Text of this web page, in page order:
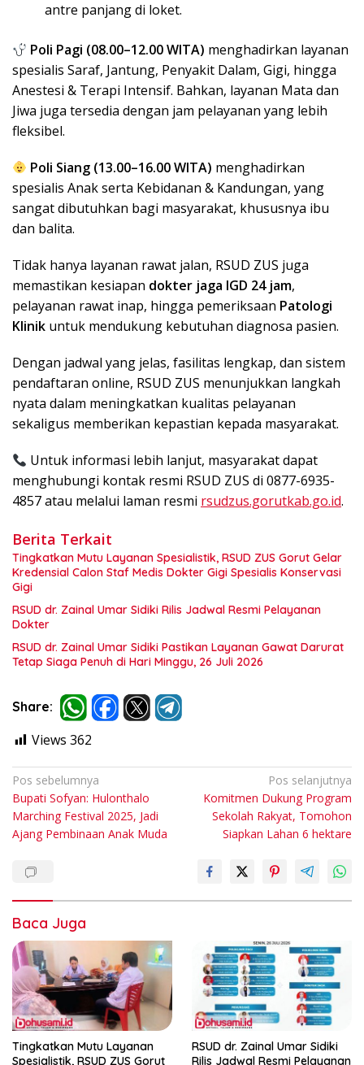
antre panjang di loket.
Poli Pagi (08.00–12.00 WITA) menghadirkan layanan
spesialis Saraf, Jantung, Penyakit Dalam, Gigi, hingga
Anestesi & Terapi Intensif. Bahkan, layanan Mata dan
Jiwa juga tersedia dengan jam pelayanan yang lebih
fleksibel.
Poli Siang (13.00–16.00 WITA) menghadirkan
spesialis Anak serta Kebidanan & Kandungan, yang
sangat dibutuhkan bagi masyarakat, khususnya ibu
dan balita.
Tidak hanya layanan rawat jalan, RSUD ZUS juga
memastikan kesiapan dokter jaga IGD 24 jam,
pelayanan rawat inap, hingga pemeriksaan Patologi
Klinik untuk mendukung kebutuhan diagnosa pasien.
Dengan jadwal yang jelas, fasilitas lengkap, dan sistem
pendaftaran online, RSUD ZUS menunjukkan langkah
nyata dalam meningkatkan kualitas pelayanan
sekaligus memberikan kepastian kepada masyarakat.
Untuk informasi lebih lanjut, masyarakat dapat
menghubungi kontak resmi RSUD ZUS di 0877-6935-
4857 atau melalui laman resmi rsudzus.gorutkab.go.id.
Berita Terkait
Tingkatkan Mutu Layanan Spesialistik, RSUD ZUS Gorut Gelar
Kredensial Calon Staf Medis Dokter Gigi Spesialis Konservasi
Gigi
RSUD dr. Zainal Umar Sidiki Rilis Jadwal Resmi Pelayanan
Dokter
RSUD dr. Zainal Umar Sidiki Pastikan Layanan Gawat Darurat
Tetap Siaga Penuh di Hari Minggu, 26 Juli 2026
Share:
Views 362
Navigasi
pos
Pos sebelumnya
Bupati Sofyan: Hulonthalo
Marching Festival 2025, Jadi
Ajang Pembinaan Anak Muda
Pos selanjutnya
Komitmen Dukung Program
Sekolah Rakyat, Tomohon
Siapkan Lahan 6 hektare
Baca Juga
Tingkatkan Mutu Layanan
Spesialistik, RSUD ZUS Gorut
RSUD dr. Zainal Umar Sidiki
Rilis Jadwal Resmi Pelayanan